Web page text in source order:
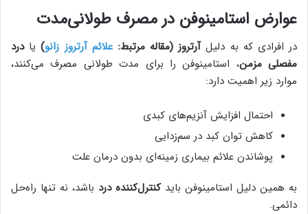
عوارض استامینوفن در مصرف طولانی‌مدت
در افرادی که به دلیلآرتروز (مقاله مرتبط:علائم آرتروز زانو)یادرد
مفصلی مزمن، استامینوفن را برای مدت طولانی مصرف می‌کنند،
موارد زیر اهمیت دارد:
احتمال افزایش آنزیم‌های کبدی
کاهش توان کبد در سم‌زدایی
پوشاندن علائم بیماری زمینه‌ای بدون درمان علت
به همین دلیل استامینوفن بایدکنترل‌کننده درد باشد، نه تنها راه‌حل
دائمی.